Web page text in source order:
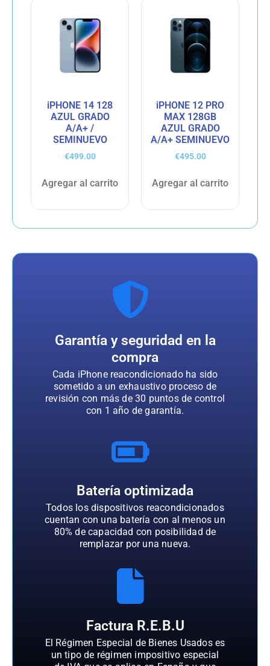
iPHONE 14 128
AZUL GRADO
A/A+ /
SEMINUEVO
€499.00
Agregar al carrito
iPHONE 12 PRO
MAX 128GB
AZUL GRADO
A/A+ SEMINUEVO
€495.00
Agregar al carrito
Garantía y seguridad en la
compra
Cada iPhone reacondicionado ha sido
sometido a un exhaustivo proceso de
revisión con más de 30 puntos de control
con 1 año de garantía.
Batería optimizada
Todos los dispositivos reacondicionados
cuentan con una batería con al menos un
80% de capacidad con posibilidad de
remplazar por una nueva.
Factura R.E.B.U
El Régimen Especial de Bienes Usados es
un tipo de régimen impositivo especial